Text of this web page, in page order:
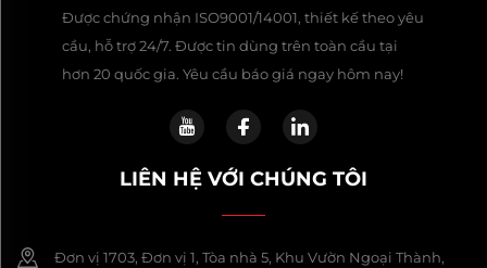
Được chứng nhận ISO9001/14001, thiết kế theo yêu
cầu, hỗ trợ 24/7. Được tin dùng trên toàn cầu tại
hơn 20 quốc gia. Yêu cầu báo giá ngay hôm nay!
LIÊN HỆ VỚI CHÚNG TÔI
Đơn vị 1703, Đơn vị 1, Tòa nhà 5, Khu Vườn Ngoại Thành,